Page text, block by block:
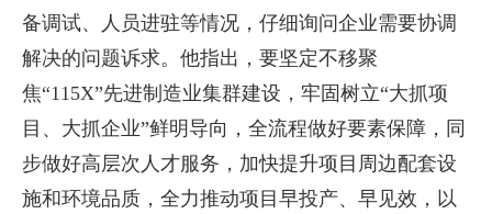
备调试、人员进驻等情况，仔细询问企业需要协调
解决的问题诉求。他指出，要坚定不移聚
焦“115X”先进制造业集群建设，牢固树立“大抓项
目、大抓企业”鲜明导向，全流程做好要素保障，同
步做好高层次人才服务，加快提升项目周边配套设
施和环境品质，全力推动项目早投产、早见效，以